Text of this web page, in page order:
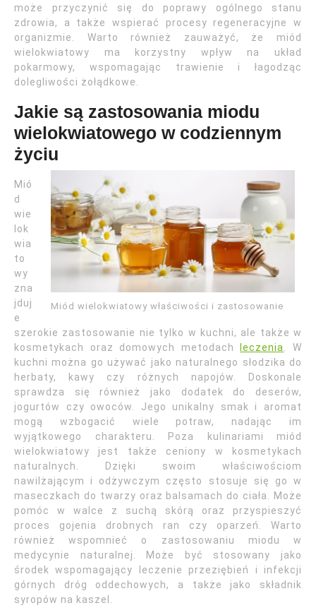
może przyczynić się do poprawy ogólnego stanu
zdrowia, a także wspierać procesy regeneracyjne w
organizmie. Warto również zauważyć, że miód
wielokwiatowy ma korzystny wpływ na układ
pokarmowy, wspomagając trawienie i łagodząc
dolegliwości żołądkowe.
Jakie są zastosowania miodu
wielokwiatowego w codziennym
życiu
Miód wielokwiatowy właściwości i zastosowanie
Mió
d
wie
lok
wia
to
wy
zna
jduj
e
szerokie zastosowanie nie tylko w kuchni, ale także w
kosmetykach oraz domowych metodach
leczenia
. W
kuchni można go używać jako naturalnego słodzika do
herbaty, kawy czy różnych napojów. Doskonale
sprawdza się również jako dodatek do deserów,
jogurtów czy owoców. Jego unikalny smak i aromat
mogą wzbogacić wiele potraw, nadając im
wyjątkowego charakteru. Poza kulinariami miód
wielokwiatowy jest także ceniony w kosmetykach
naturalnych. Dzięki swoim właściwościom
nawilżającym i odżywczym często stosuje się go w
maseczkach do twarzy oraz balsamach do ciała. Może
pomóc w walce z suchą skórą oraz przyspieszyć
proces gojenia drobnych ran czy oparzeń. Warto
również wspomnieć o zastosowaniu miodu w
medycynie naturalnej. Może być stosowany jako
środek wspomagający leczenie przeziębień i infekcji
górnych dróg oddechowych, a także jako składnik
syropów na kaszel.